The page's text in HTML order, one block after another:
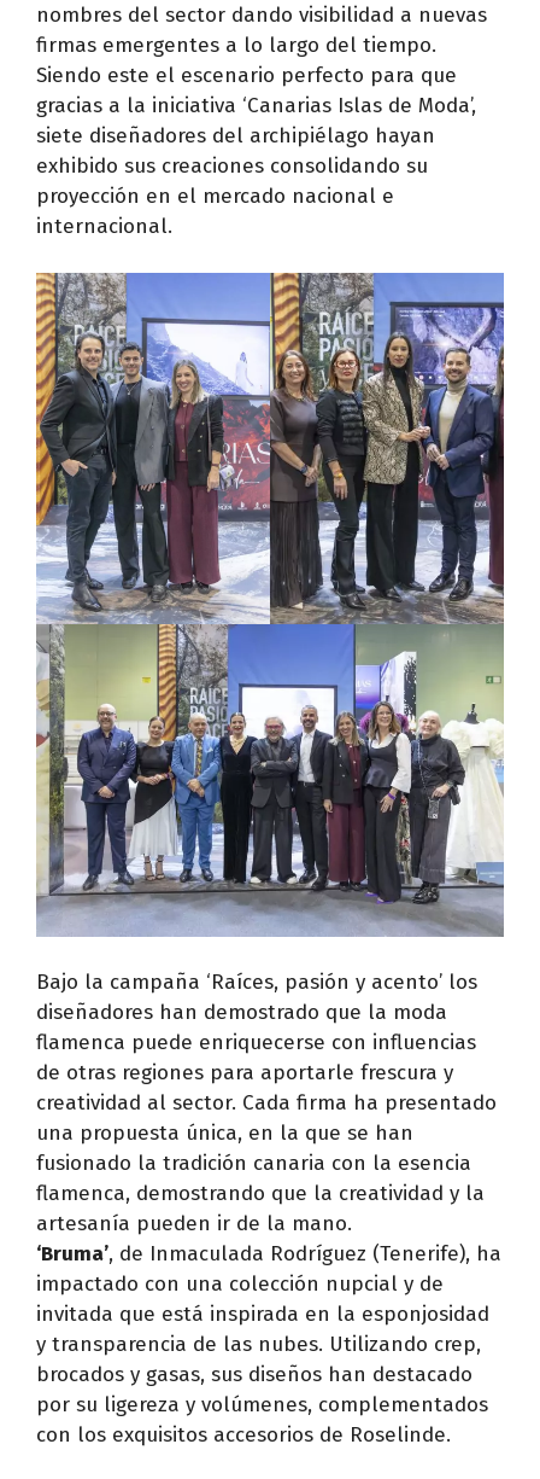
nombres del sector dando visibilidad a nuevas
firmas emergentes a lo largo del tiempo.
Siendo este el escenario perfecto para que
gracias a la iniciativa ‘Canarias Islas de Moda’,
siete diseñadores del archipiélago hayan
exhibido sus creaciones consolidando su
proyección en el mercado nacional e
internacional.
Bajo la campaña ‘Raíces, pasión y acento’ los
diseñadores han demostrado que la moda
flamenca puede enriquecerse con influencias
de otras regiones para aportarle frescura y
creatividad al sector. Cada firma ha presentado
una propuesta única, en la que se han
fusionado la tradición canaria con la esencia
flamenca, demostrando que la creatividad y la
artesanía pueden ir de la mano.
‘Bruma’, de Inmaculada Rodríguez (Tenerife), ha
impactado con una colección nupcial y de
invitada que está inspirada en la esponjosidad
y transparencia de las nubes. Utilizando crep,
brocados y gasas, sus diseños han destacado
por su ligereza y volúmenes, complementados
con los exquisitos accesorios de Roselinde.